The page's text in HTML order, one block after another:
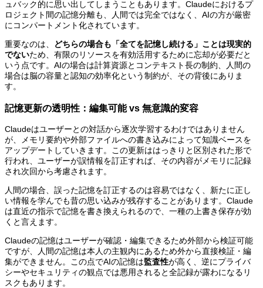
ュバック的に思い出してしまうこともあります。Claudeにおけるプ
ロジェクト間の記憶分離も、人間では完全ではなく、AIの方が厳密
にコンパートメント化されています。
重要なのは、
どちらの場合も「全てを記憶し続ける」ことは現実的
でないため、有限のリソースを有効活用するために忘却が必要だと
いう点です。AIの場合は計算資源とコンテキスト長の制約、人間の
場合は脳の容量と認知の効率化という制約が、その背後にありま
す。
記憶更新の透明性：編集可能 vs 無意識的変容
Claudeはユーザーとの対話から逐次学習するわけではありません
が、メモリ要約や外部ファイルへの書き込みによって知識ベースを
アップデートしていきます。この更新ははっきりと区別された形で
行われ、ユーザーが誤情報を訂正すれば、その内容がメモリに記録
され次回から考慮されます。
人間の場合、誤った記憶を訂正するのは容易ではなく、新たに正し
い情報を学んでも昔の思い込みが残存することがあります。Claude
は直近の指示で記憶を書き換えられるので、一種の上書き保存が効
くと言えます。
Claudeの記憶はユーザーが確認・編集できるため外部から検証可能
ですが、人間の記憶は本人の主観内にあるため外から直接検証・編
集ができません。この点でAIの記憶は監査性が高く、逆にプライバ
シーやセキュリティの観点では悪用されると全記録が露わになるリ
スクもあります。